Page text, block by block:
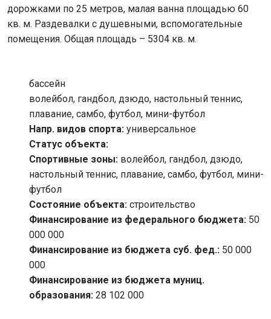
дорожками по 25 метров, малая ванна площадью 60
кв. м. Раздевалки с душевными, вспомогательные
помещения. Общая площадь – 5304 кв. м.
бассейн
волейбол, гандбол, дзюдо, настольный теннис,
плавание, самбо, футбол, мини-футбол
Напр. видов спорта: универсальное
Статус объекта:
Спортивные зоны: волейбол, гандбол, дзюдо,
настольный теннис, плавание, самбо, футбол, мини-
футбол
Состояние объекта: строительство
Финансирование из федерального бюджета: 50
000 000
Финансирование из бюджета суб. фед.: 50 000
000
Финансирование из бюджета муниц.
образования: 28 102 000